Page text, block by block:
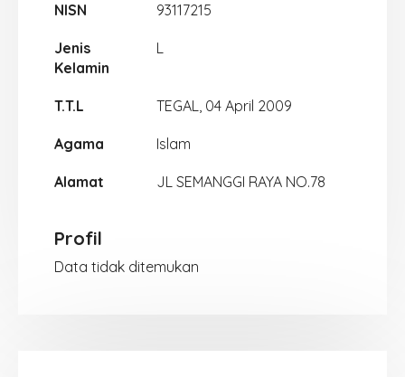
NISN 93117215
Jenis
Kelamin
L
T.T.L TEGAL, 04 April 2009
Agama Islam
Alamat JL SEMANGGI RAYA NO.78
Profil
Data tidak ditemukan